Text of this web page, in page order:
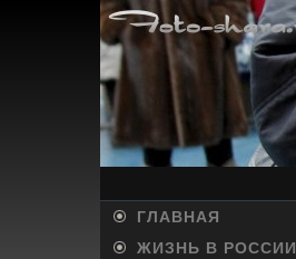
ГЛАВНАЯ
ЖИЗНЬ В РОССИИ